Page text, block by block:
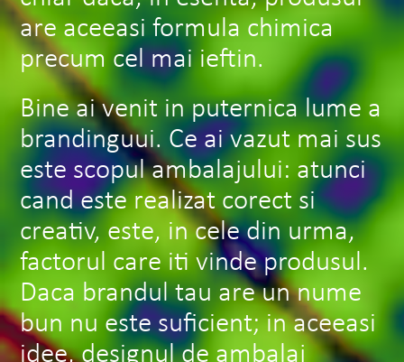
are aceeasi formula chimica
precum cel mai ieftin.
Bine ai venit in puternica lume a
brandinguui. Ce ai vazut mai sus
este scopul ambalajului: atunci
cand este realizat corect si
creativ, este, in cele din urma,
factorul care iti vinde produsul.
Daca brandul tau are un nume
bun nu este suficient; in aceeasi
idee, designul de ambalaj